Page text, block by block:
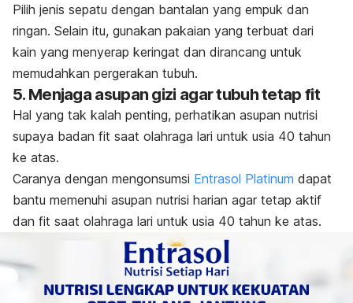
Pilih jenis sepatu dengan bantalan yang empuk dan
ringan. Selain itu, gunakan pakaian yang terbuat dari
kain yang menyerap keringat dan dirancang untuk
memudahkan pergerakan tubuh.
5. Menjaga asupan gizi agar tubuh tetap fit
Hal yang tak kalah penting, perhatikan asupan nutrisi
supaya badan fit saat olahraga lari untuk usia 40 tahun
ke atas.
Caranya dengan mengonsumsi Entrasol Platinum dapat
bantu memenuhi asupan nutrisi harian agar tetap aktif
dan fit saat olahraga lari untuk usia 40 tahun ke atas.